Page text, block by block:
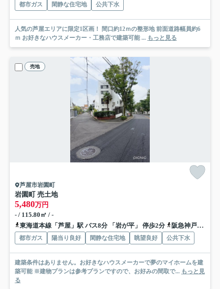
都市ガス 閑静な住宅地 公共下水
人気の芦屋エリアに限定1区画！ 間口約12ｍの整形地 前面道路幅員約6
ｍ お好きなハウスメーカー・工務店で建築可能 ... もっと見る
売地
芦屋市岩園町
岩園町 売土地
5,480万円
- / 115.80㎡ / -
東海道本線「芦屋」駅 バス8分 「岩が平」 停歩2分
阪急神戸本線「芦屋川」駅 バス14分 「岩ヶ平」 停歩2分
都市ガス 陽当り良好 閑静な住宅地 眺望良好 公共下水
建築条件はありません。お好きなハウスメーカーで夢のマイホームを建
築可能 ※建物プランは参考プランですので、お好みの間取で... もっと見
る